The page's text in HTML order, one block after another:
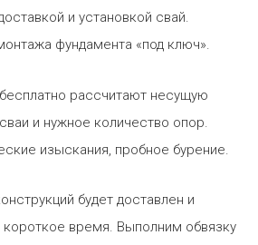
и установкой свай.
фундамента «под ключ».
рассчитают несущую
и нужное количество опор.
изыскания, пробное бурение.
будет доставлен и
время. Выполним обвязку